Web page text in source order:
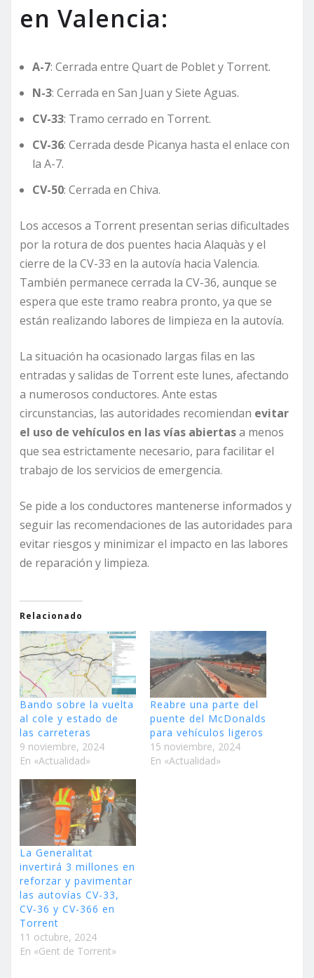
en Valencia:
A-7: Cerrada entre Quart de Poblet y Torrent.
N-3: Cerrada en San Juan y Siete Aguas.
CV-33: Tramo cerrado en Torrent.
CV-36: Cerrada desde Picanya hasta el enlace con
la A-7.
CV-50: Cerrada en Chiva.
Los accesos a Torrent presentan serias dificultades
por la rotura de dos puentes hacia Alaquàs y el
cierre de la CV-33 en la autovía hacia Valencia.
También permanece cerrada la CV-36, aunque se
espera que este tramo reabra pronto, ya que se
están realizando labores de limpieza en la autovía.
La situación ha ocasionado largas filas en las
entradas y salidas de Torrent este lunes, afectando
a numerosos conductores. Ante estas
circunstancias, las autoridades recomiendan evitar
el uso de vehículos en las vías abiertasa menos
que sea estrictamente necesario, para facilitar el
trabajo de los servicios de emergencia.
Se pide a los conductores mantenerse informados y
seguir las recomendaciones de las autoridades para
evitar riesgos y minimizar el impacto en las labores
de reparación y limpieza.
Relacionado
Bando sobre la vuelta
al cole y estado de
las carreteras
9 noviembre, 2024
En «Actualidad»
Reabre una parte del
puente del McDonalds
para vehículos ligeros
15 noviembre, 2024
En «Actualidad»
La Generalitat
invertirá 3 millones en
reforzar y pavimentar
las autovías CV-33,
CV-36 y CV-366 en
Torrent
11 octubre, 2024
En «Gent de Torrent»